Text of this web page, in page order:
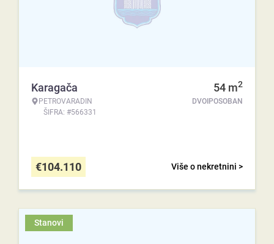
Karagača
PETROVARADIN
ŠIFRA: #566331
54 m2
DVOIPOSOBAN
Više o nekretnini >
€104.110
Stanovi